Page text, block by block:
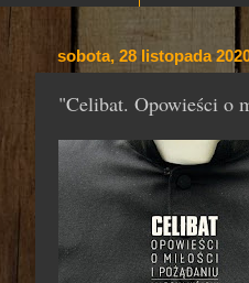
sobota, 28 listopada
"Celibat. Opowieści o